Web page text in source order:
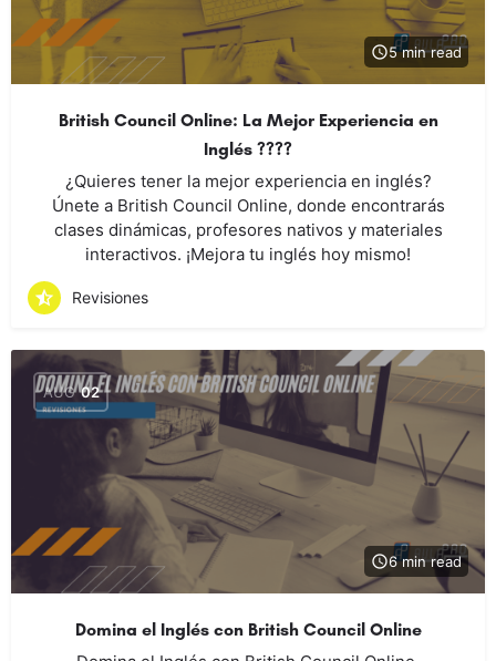
5 min read
British Council Online: La Mejor Experiencia en
Inglés ????
¿Quieres tener la mejor experiencia en inglés?
Únete a British Council Online, donde encontrarás
clases dinámicas, profesores nativos y materiales
interactivos. ¡Mejora tu inglés hoy mismo!
Revisiones
AUG 02
6 min read
Domina el Inglés con British Council Online